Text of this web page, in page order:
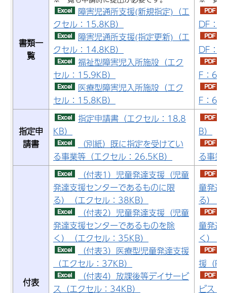
書類一
覧
障害児通所支援(新規指定)（エ
クセル：15.8KB）
障害児通所支援(指定更新)（エ
クセル：14.8KB）
福祉型障害児入所施設（エク
セル：15.9KB）
医療型障害児入所施設（エク
セル：15.8KB）
DF：
DF：
F：
F：
指定申
請書
指定申請書（エクセル：18.8
KB）
（別紙）既に指定を受けてい
る事業等（エクセル：26.5KB）
B）
る事業
付表
（付表1）児童発達支援（児童
発達支援センターであるものに限
る）（エクセル：38KB）
（付表2）児童発達支援（児童
発達支援センターであるものを除
く）（エクセル：35KB）
（付表3）医療型児童発達支援
（エクセル：37KB）
（付表4）放課後等デイサービ
ス（エクセル：34KB）
童発達
る）
童発達
く）
援（
ビス